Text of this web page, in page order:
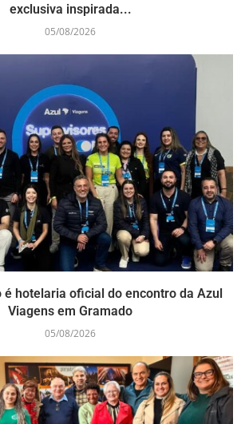
exclusiva inspirada...
05/08/2026
é hotelaria oficial do encontro da Azul
Viagens em Gramado
05/08/2026